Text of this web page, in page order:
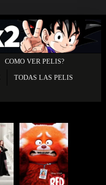
COMO VER PELIS?
TODAS LAS PELIS